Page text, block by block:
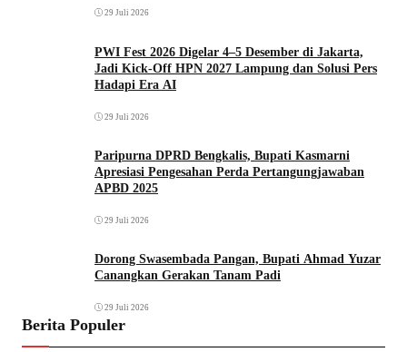
29 Juli 2026
PWI Fest 2026 Digelar 4–5 Desember di Jakarta,
Jadi Kick-Off HPN 2027 Lampung dan Solusi Pers
Hadapi Era AI
29 Juli 2026
Paripurna DPRD Bengkalis, Bupati Kasmarni
Apresiasi Pengesahan Perda Pertangungjawaban
APBD 2025
29 Juli 2026
Dorong Swasembada Pangan, Bupati Ahmad Yuzar
Canangkan Gerakan Tanam Padi
29 Juli 2026
Berita Populer